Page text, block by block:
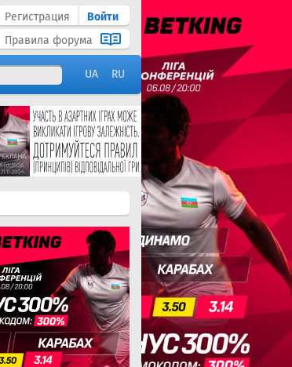
Регистрация
Войти
Правила форума
UA RU